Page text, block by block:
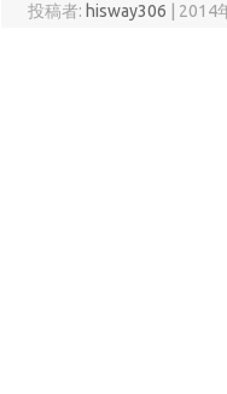
投稿者: hisway306 2014